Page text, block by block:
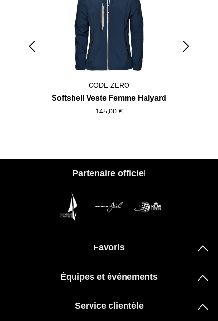
CODE-ZERO
Softshell Veste Femme Halyard
145,00 €
Partenaire officiel
Favoris
Équipes et événements
Service clientèle